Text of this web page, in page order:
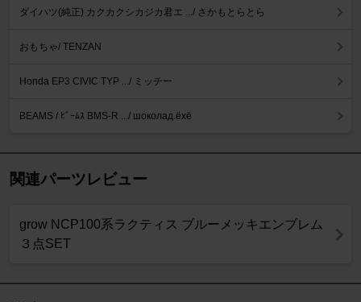
ダイハツ(純正) カクカクシカジカ君エ .../ さかもとらとら
おもちゃ/ TENZAN
Honda EP3 CIVIC TYP .../ ミッチー
BEAMS / ﾋﾞｰﾑｽ BMS-R .../ шоколад.ёхё
関連パーツレビュー
grow NCP100系ラクティス ブルーメッキエンブレム
３点SET